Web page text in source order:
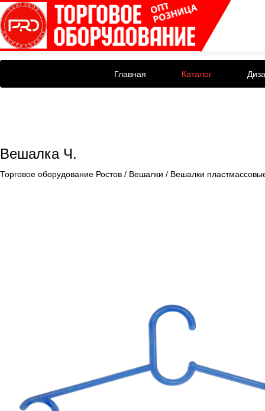
Главная Каталог
Вешалка Ч.
Торговое оборудование Ростов / Вешалки / Вешалки